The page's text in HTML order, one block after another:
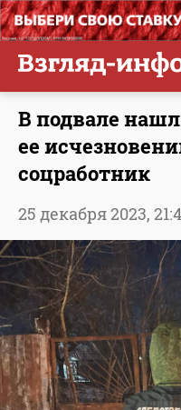
В подвале
ее
соцработник
25 декабря 2023,